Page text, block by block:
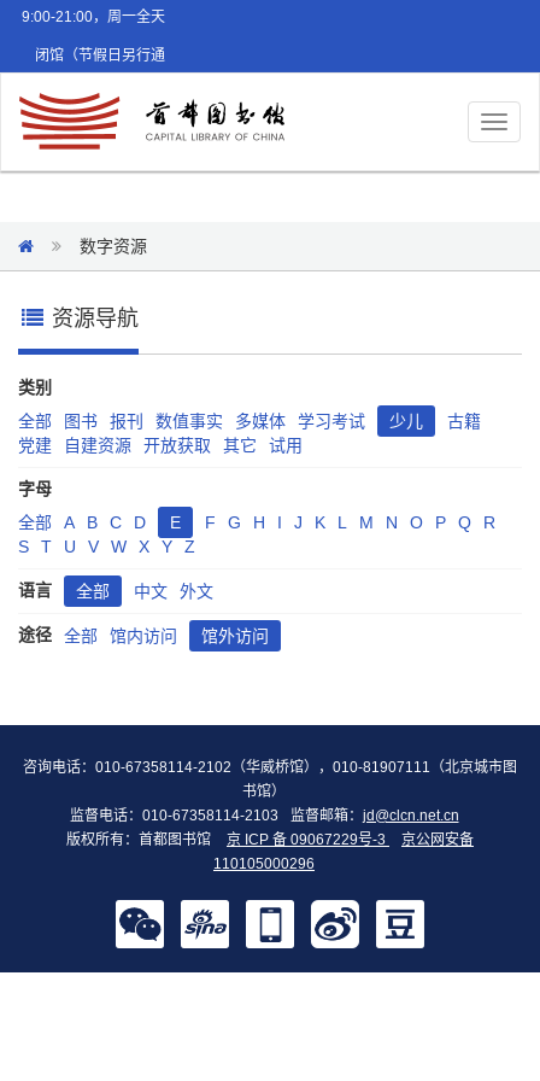
9:00-21:00，周一全天
闭馆（节假日另行通
数字资源
资源导航
类别
全部
图书 报刊 数值事实 多媒体 学习考试 少儿
古籍
党建
自建资源 开放获取 其它 试用
字母
全部
A B C D E F G H I J K L M N O P Q
R
S
T U V W X Y Z
语言 全部 中文 外文
途径 全部 馆内访问 馆外访问
咨询电话：010-67358114-2102（华威桥馆），010-81907111（北京城市图
书馆）
监督电话：010-67358114-2103
监督邮箱： jd@clcn.net.cn
版权所有：首都图书馆
京 ICP 备 09067229号-3
京公网安备
110105000296